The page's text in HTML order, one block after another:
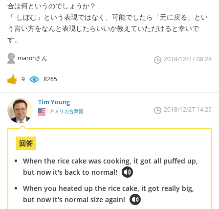
合は何というのでしょうか？
「 しぼむ」という表現ではなく、可能でしたら「元に戻る」とい
う言い方をなんと表現したらいいか教えていただけると幸いで
す。
maronさん 2018/12/27 08:28
9 8265
Tim Young
アメリカ合衆国 2018/12/27 14:25
回答
When the rice cake was cooking, it got all puffed up,
but now it's back to normal!
When you heated up the rice cake, it got really big,
but now it's normal size again!